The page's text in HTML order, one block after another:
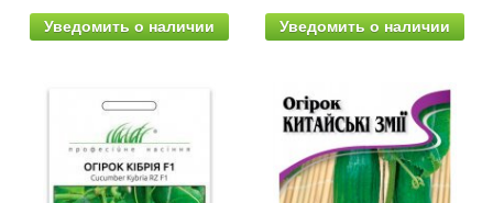
Уведомить о наличии Уведомить о наличии